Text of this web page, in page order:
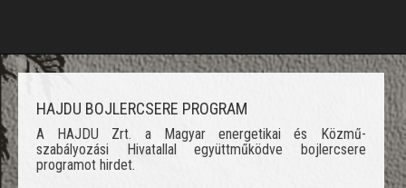
HAJDU BOJLERCSERE PROGRAM
A HAJDU Zrt. a Magyar energetikai és Közmű-
szabályozási Hivatallal együttműködve bojlercsere
programot hirdet.